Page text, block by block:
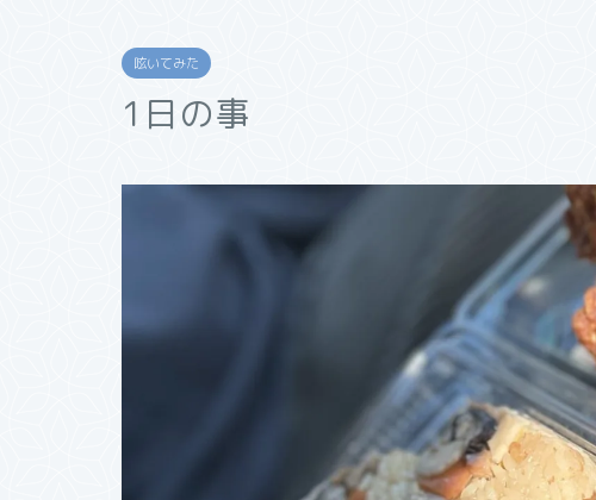
呟いてみた
1日の事